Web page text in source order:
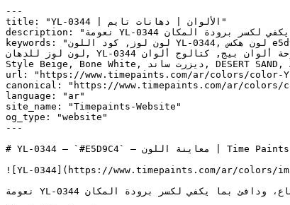
---
title: "YL-0344 | الألوان | دهانات تايم"
description: "نعومة YL-0344 تجعله خياراً مرناً وعملياً — فاتح بما يكفي ليعطي إحساساً بالاتساع، ودافئ بما يكفي لكسر برودة المكان."
keywords: "لون لوز, كود اللون YL-0344, لون هكس e5d9c4, دهان بيج, طلاء بيج, ألوان بيج للجدران, بيج دافئ, دهان فاتح بيج, لون بيج للغرف, لون بيج للمنزل, الوان بيج داخلية,
لون لوز للدهان, YL-0344 دهان, ألوان بيج فاتح, دهان دافئ بيج, لون أصفر تحتي بيج, ألوان بيج للمطبخ, دهان داخلي بيج, لوحة ألوان بيج, كتالوج ألوان YL-0344, YL-0344, High
Style Beige, Bone White, ديزرت ساند, DESERT SAND, Antique White, Lambskin, لوز, Almonds"
url: "https://www.timepaints.com/ar/colors/color-
canonical: "https://www.timepaints.com/ar/colors/
language: "ar"
site_name: "Timepaints-Website"
og_type: "website"
---
# YL-0344 — `#E5D9C4` — معاينة اللون | Time Paints
![YL-0344](https://www.timepaints.com/ar/colors/
نعومة YL-0344 تجعله خياراً مرناً وعملياً — فاتح بما يكفي ليعطي إحساساً بالاتساع، ودافئ بما يكفي لكسر برودة المكان.